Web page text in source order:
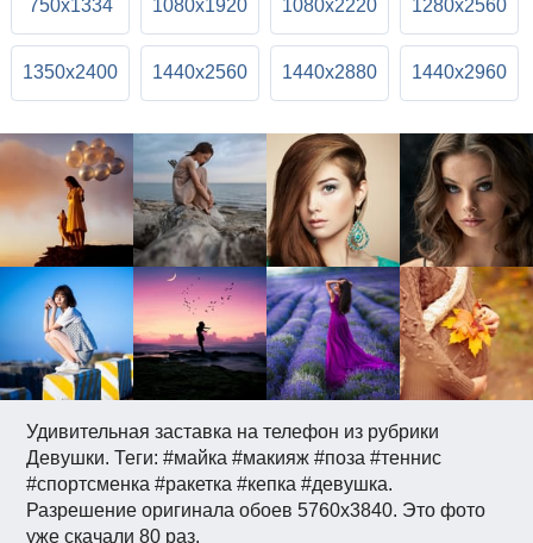
Удивительная заставка на телефон из рубрики
Девушки. Теги: #майка #макияж #поза #теннис
#спортсменка #ракетка #кепка #девушка.
Разрешение оригинала обоев 5760x3840. Это фото
уже скачали 80 раз.
750x1334 1080x1920 1080x2220 1280x2560
1350x2400 1440x2560 1440x2880 1440x2960